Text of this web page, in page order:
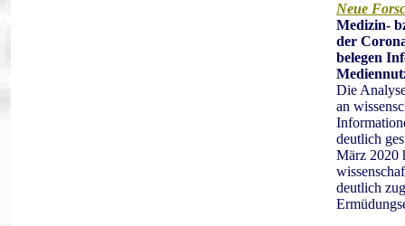
Neue
Medizin-
der
belegen
Die
an
deutlich
März 2020
deutlich